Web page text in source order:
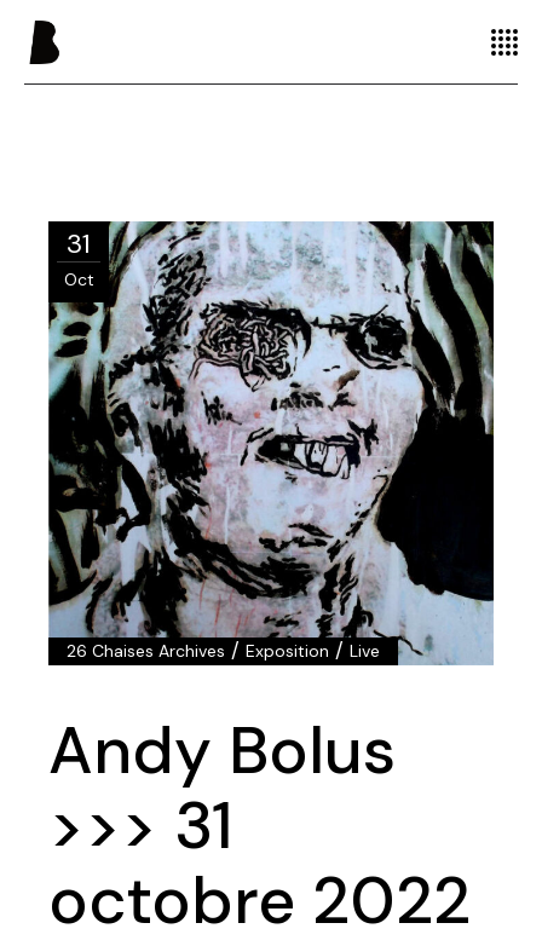
31
Oct
26 Chaises Archives /Exposition /Live
Andy Bolus
>>> 31
octobre 2022